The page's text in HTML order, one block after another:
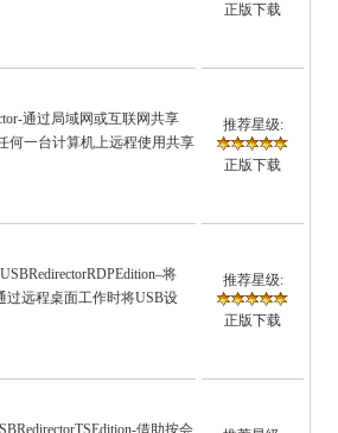
正版下载
通过局域网或互联网共享
何一台计算机上远程使用共享
推荐星级:
正版下载
将
过远程桌面工作时将USB设
推荐星级:
正版下载
借助按会